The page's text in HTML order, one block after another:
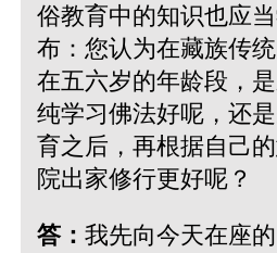
俗教育中的知识也应
布：您认为在藏族传
在五六岁的年龄段，
纯学习佛法好呢，还
育之后，再根据自己
院出家修行更好呢？
答： 我先向今天在座